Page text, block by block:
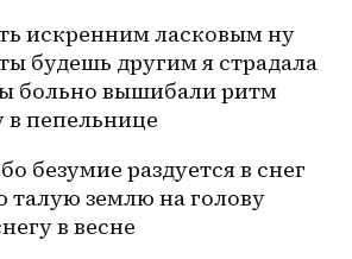
искренним ласковым ну
будешь другим я страдала
больно вышибали ритм
пепельнице
безумие раздуется в снег
талую землю на голову
в весне